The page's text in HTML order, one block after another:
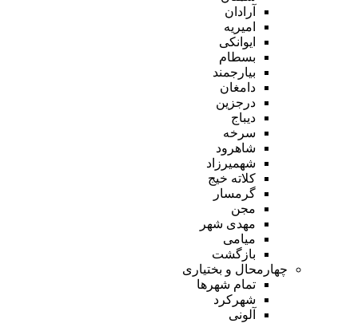
آرادان
امیریه
ایوانکی
بسطام
بیارجمند
دامغان
درجزین
دیباج
سرخه
شاهرود
شهمیرزاد
کلاته خیج
گرمسار
مجن
مهدی شهر
میامی
بازگشت
چهارمحال و بختیاری
تمام شهر‌ها
شهرکرد
آلونی